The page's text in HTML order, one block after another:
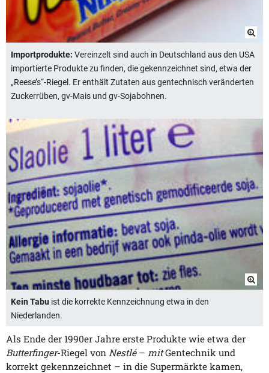
Importprodukte: Vereinzelt sind auch in Deutschland aus den USA
importierte Produkte zu finden, die gekennzeichnet sind, etwa der
„Reese’s“-Riegel. Er enthält Zutaten aus gentechnisch veränderten
Zuckerrüben, gv-Mais und gv-Sojabohnen.
Kein Tabu ist die korrekte Kennzeichnung etwa in den
Niederlanden.
Als Ende der 1990er Jahre erste Produkte wie etwa der
Butterfinger-Riegel von Nestlé– mitGentechnik und
korrekt gekennzeichnet – in die Supermärkte kamen,